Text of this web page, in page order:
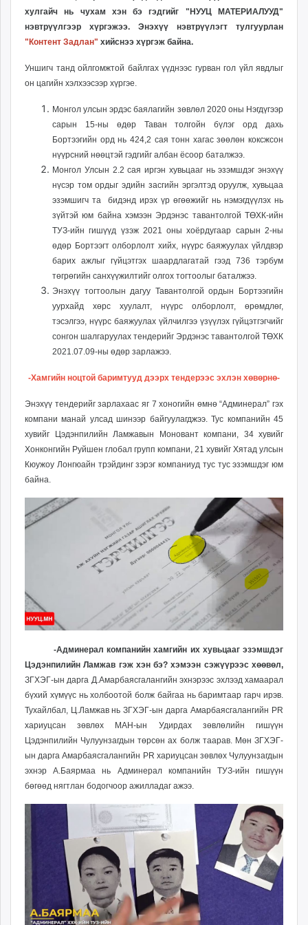
unuudur.mn
isee.mn
mglradio.com
fact.mn
itoim.mn
shuum.mn
mass.mn
unegui.mn
assa.mn
paparazzi.mn
хулгайч нь чухам хэн бэ гэдгийг "НУУЦ МАТЕРИАЛУУД"
нэвтрүүлгээр хүргэжээ. Энэхүү нэвтрүүлэгт тулгуурлан
"Контент Задлан" хийснээ хүргэж байна.
Уншигч танд ойлгомжтой байлгах үүднээс гурван гол үйл явдлыг
он цагийн хэлхээсээр хүргэе.
Монгол улсын эрдэс баялагийн зөвлөл 2020 оны Нэгдүгээр
сарын 15-ны өдөр Таван толгойн бүлэг орд дахь
Бортээгийн орд нь 424,2 сая тонн хагас зөөлөн коксжсон
нүүрсний нөөцтэй гэдгийг албан ёсоор баталжээ.
Монгол Улсын 2.2 сая иргэн хувьцааг нь эзэмшдэг энэхүү
нүсэр том ордыг эдийн засгийн эргэлтэд оруулж, хувьцаа
эзэмшигч та бидэнд ирэх үр өгөөжийг нь нэмэгдүүлэх нь
зүйтэй юм байна хэмээн Эрдэнэс тавантолгой ТӨХК-ийн
ТУЗ-ийн гишүүд үзэж 2021 оны хоёрдугаар сарын 2-ны
өдөр Бортээгт олборлолт хийх, нүүрс баяжуулах үйлдвэр
барих ажлыг гүйцэтгэх шаардлагатай гээд 736 тэрбум
төгрөгийн санхүүжилтийг олгох тогтоолыг баталжээ.
Энэхүү тогтоолын дагуу Тавантолгой ордын Бортээгийн
уурхайд хөрс хуулалт, нүүрс олборлолт, өрөмдлөг,
тэсэлгээ, нүүрс баяжуулах үйлчилгээ үзүүлэх гүйцэтгэгчийг
сонгон шалгаруулах тендерийг Эрдэнэс тавантолгой ТӨХК
2021.07.09-ны өдөр зарлажээ.
-Хамгийн ноцтой баримтууд дээрх тендерээс эхлэн хөвөрнө-
Энэхүү тендерийг зарлахаас яг 7 хоногийн өмнө “Админерал” гэх
компани манай улсад шинээр байгуулагджээ. Тус компанийн 45
хувийг Цэдэнпилийн Ламжавын Моновант компани, 34 хувийг
Хонконгийн Руйшен глобал групп компани, 21 хувийг Хятад улсын
Кюужоу Лонгюайн трэйдинг зэрэг компаниуд тус тус эзэмшдэг юм
байна.
-Админерал компанийн хамгийн их хувьцааг эзэмшдэг
Цэдэнпилийн Ламжав гэж хэн бэ? хэмээн сэжүүрээс хөөвөл,
ЗГХЭГ-ын дарга Д.Амарбаясгалангийн эхнэрээс эхлээд хамаарал
бүхий хүмүүс нь холбоотой болж байгаа нь баримтаар гарч ирэв.
Тухайлбал, Ц.Ламжав нь ЗГХЭГ-ын дарга Амарбаясгалангийн PR
хариуцсан зөвлөх МАН-ын Удирдах зөвлөлийн гишүүн
Цэдэнпилийн Чулуунзагдын төрсөн ах болж таарав. Мөн ЗГХЭГ-
ын дарга Амарбаясгалангийн PR хариуцсан зөвлөх Чулуунзагдын
эхнэр А.Баярмаа нь Админерал компанийн ТУЗ-ийн гишүүн
бөгөөд нягтлан бодогчоор ажилладаг ажээ.